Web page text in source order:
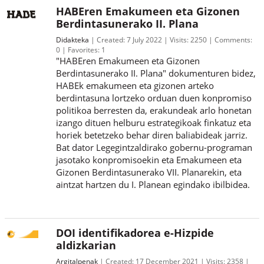
HABEren Emakumeen eta Gizonen
Berdintasunerako II. Plana
Didakteka Created:7 July 2022 Visits:2250
Comments:
0
Favorites: 1
"HABEren Emakumeen eta Gizonen
Berdintasunerako II. Plana" dokumenturen bidez,
HABEk emakumeen eta gizonen arteko
berdintasuna lortzeko orduan duen konpromiso
politikoa berresten da, erakundeak arlo honetan
izango dituen helburu estrategikoak finkatuz eta
horiek betetzeko behar diren baliabideak jarriz.
Bat dator Legegintzaldirako gobernu-programan
jasotako konpromisoekin eta Emakumeen eta
Gizonen Berdintasunerako VII. Planarekin, eta
aintzat hartzen du I. Planean egindako ibilbidea.
DOI identifikadorea e-Hizpide
aldizkarian
Argitalpenak Created: 17 December 2021 Visits:2358